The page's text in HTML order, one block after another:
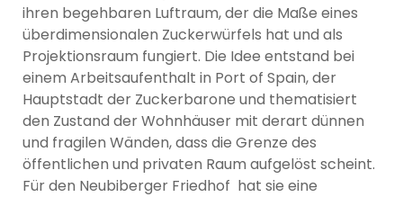
ihren begehbaren Luftraum, der die Maße eines
überdimensionalen Zuckerwürfels hat und als
Projektionsraum fungiert. Die Idee entstand bei
einem Arbeitsaufenthalt in Port of Spain, der
Hauptstadt der Zuckerbarone und thematisiert
den Zustand der Wohnhäuser mit derart dünnen
und fragilen Wänden, dass die Grenze des
öffentlichen und privaten Raum aufgelöst scheint.
Für den Neubiberger Friedhof hat sie eine